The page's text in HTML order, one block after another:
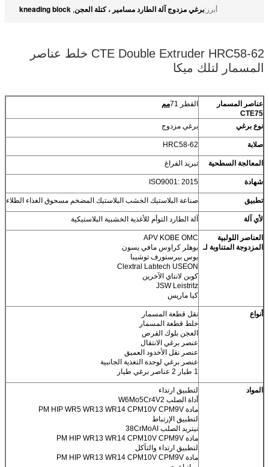
أبرز:برغي مزدوج آلة الطارد مسامير ، كتلة العجن,
kneading block
CTE Double Extruder HRC58-62 خلط عناصر
المسمار لتلك ميكا
عناصر المسمار
CTE75
القطر 71 مم
نوع برغي برغي مزدوج
صلابة HRC58-62
المعالجة السطحية تبريد الفراغ
شهادة ISO9001: 2015
تطبيق صناعة البلاستيك الخشب البلاستيك المضخم مسحوق الغذاء الطلاء
لأي آلة آلة الطارد التوأم للأغذية الخشبية البلاستيكية
العناصر اللولبية
المزدوجة المتناوبة لـ
APV KOBE OMC
بوهلر كراوس مافي يسون
بوس بيرستورف توشيبا
Clextral Labtech USEON
كوبن لانتاي الآخرين
JSW Leistritz
كيا ماريس
أنواع
نقل قطعة المسمار
خلط قطعة المسمار
العجن بلوك القرص
عنصر برغي الانتقال
عنصر نقل الأخدود العميق
عنصر برغي لوحدة التغذية الجانبية
1 طيار 2 عناصر برغي طيار
المواد
لتطبيق ارتداء
أداة الصلب W6Mo5Cr4V2
مادة PM HIP WR5 WR13 WR14 CPM10V CPM9V
لتطبيق الإرتباط
نيتريد الصلب 38CrMoAI
مادة PM HIP WR13 WR14 CPM10V CPM9V
لتطبيق ارتداء والتآكل
مادة PM HIP WR13 WR14 CPM10V CPM9V